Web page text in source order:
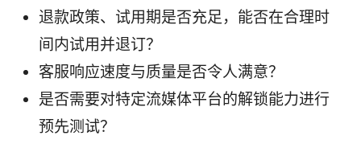
退款政策、试用期是否充足，能否在合理时
间内试用并退订？
客服响应速度与质量是否令人满意？
是否需要对特定流媒体平台的解锁能力进行
预先测试？